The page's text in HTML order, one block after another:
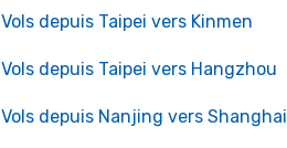
Vols depuis Taipei vers Kinmen
Vols depuis Taipei vers Hangzhou
Vols depuis Nanjing vers Shanghai